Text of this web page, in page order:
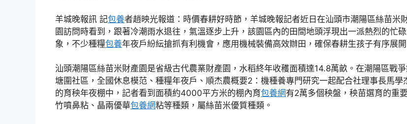
羊城晚報訊 記包養者趙映光報道：時價春耕好時節，羊城晚報記者近日在汕頭市潮陽區絲苗米
園訪問時看到，跟著冷潮雨水退往，氣溫逐步上升，該園區內的田間地頭浮現出一派熱烈的忙
象，不少種糧包養年夜戶紛紜搶抓有利機會，應用機械裝備高效辦田，確保春耕生孩子有序展開
汕頭潮陽區絲苗米財產園是省級古代農業財產園，水稻終年收穫面積達14.8萬畝。在潮陽區戰
塘圍社區，全國休息模范、種糧年夜戶、順杰農概要2：機種養專門研究一起配合社理事長馬學
的育秧年夜棚中，記者看到面積約4000平方米的棚內育包養網有2萬多個秧盤，秧苗選育的重
竹噴鼻粘、晶兩優華包養網粘等種類，屬絲苗米優質種類。